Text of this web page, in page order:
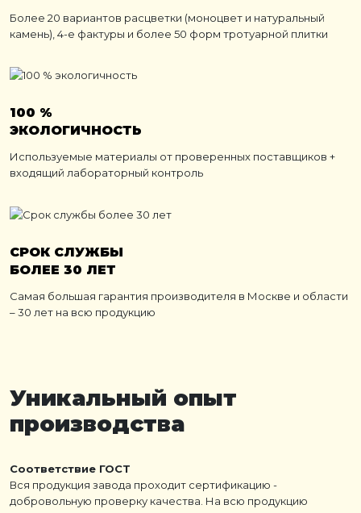
Более 20 вариантов расцветки (моноцвет и натуральный
камень), 4-е фактуры и более 50 форм тротуарной плитки
100 %
ЭКОЛОГИЧНОСТЬ
Используемые материалы от проверенных поставщиков +
входящий лабораторный контроль
СРОК СЛУЖБЫ
БОЛЕЕ 30 ЛЕТ
Самая большая гарантия производителя в Москве и области
– 30 лет на всю продукцию
Уникальный опыт
производства
Соответствие ГОСТ
Вся продукция завода проходит сертификацию -
добровольную проверку качества. На всю продукцию